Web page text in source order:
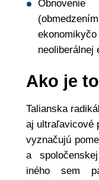
neoliberálnej
Ako je
Talianska
aj ultraľavicové
vyznačujú
a
iného sem